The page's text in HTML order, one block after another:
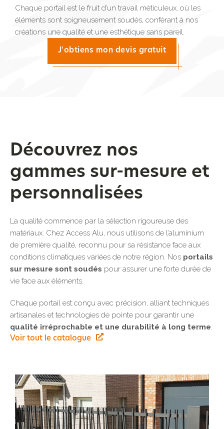
Chaque portail est le fruit d’un travail méticuleux, où les
éléments sont soigneusement soudés, conférant à nos
créations une qualité et une esthétique sans pareil.
J'obtiens mon devis gratuit
Découvrez nos
gammes sur-mesure et
personnalisées
La qualité commence par la sélection rigoureuse des
matériaux. Chez Access Alu, nous utilisons de l’aluminium
de première qualité, reconnu pour sa résistance face aux
conditions climatiques variées de notre région. Nos portails
sur mesure sont soudés pour assurer une forte durée de
vie face aux éléments.
Chaque portail est conçu avec précision, alliant techniques
artisanales et technologies de pointe pour garantir une
qualité irréprochable et une durabilité à long terme.
Voir tout le catalogue